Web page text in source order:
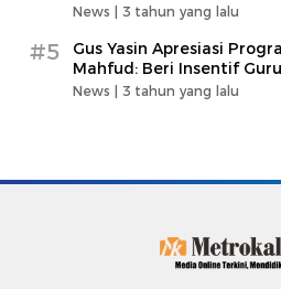
News | 3 tahun yang lalu
#5
Gus Yasin Apresiasi
Mahfud: Beri Insentif
News | 3 tahun yang lalu